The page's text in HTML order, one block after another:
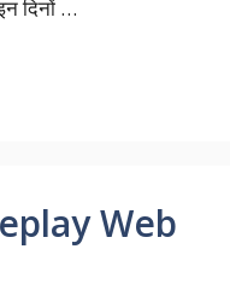
दिनों …
Web